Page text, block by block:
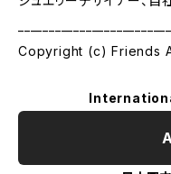
Copyright (c) Friends